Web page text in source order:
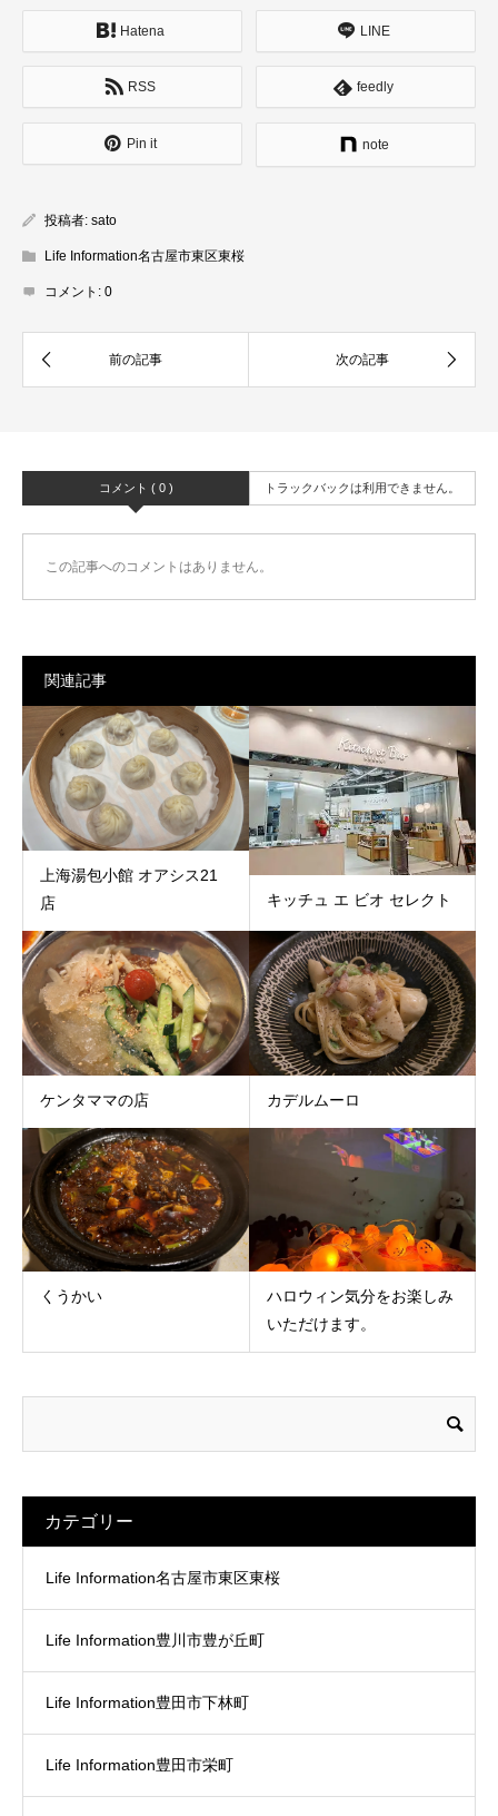
Hatena LINE
RSS feedly
Pin it note
投稿者: sato
Life Information名古屋市東区東桜
コメント: 0
コメント ( 0 ) トラックバックは利用できません。
この記事へのコメントはありません。
関連記事
上海湯包小館 オアシス21
店
キッチュ エ ビオ セレクト
ケンタママの店 カデルムーロ
くうかい
ハロウィン気分をお楽しみ
いただけます。
カテゴリー
Life Information名古屋市東区東桜
Life Information豊川市豊が丘町
Life Information豊田市下林町
Life Information豊田市栄町